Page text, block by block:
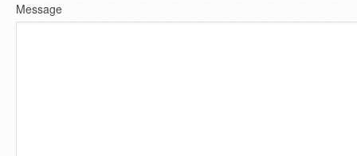
Message